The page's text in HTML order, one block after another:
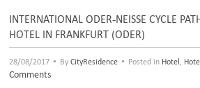
INTERNATIONAL ODER-NEISSE CYCLE
HOTEL IN FRANKFURT (ODER)
28/08/2017 • ByCityResidence • Posted in Hotel
Comments